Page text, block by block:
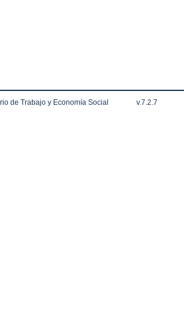
de Trabajo y Economía Social v.7.2.7